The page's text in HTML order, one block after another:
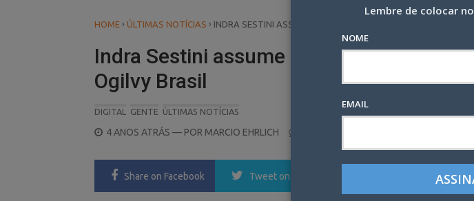
HOME › ÚLTIMAS NOTÍCIAS › INDRA SESTINI ASSUME COMO HEAD DE CONTEÚDO NA OGILVY
Indra Sestini assume como head de
Ogilvy Brasil
DIGITAL GENTE ÚLTIMAS NOTÍCIAS
POSTED
4 ANOS ATRÁS — POR MARCIO EHRLICH
Share on Facebook Tweet on Twitter LinkedIn
Lembre de colocar
NOME
EMAIL